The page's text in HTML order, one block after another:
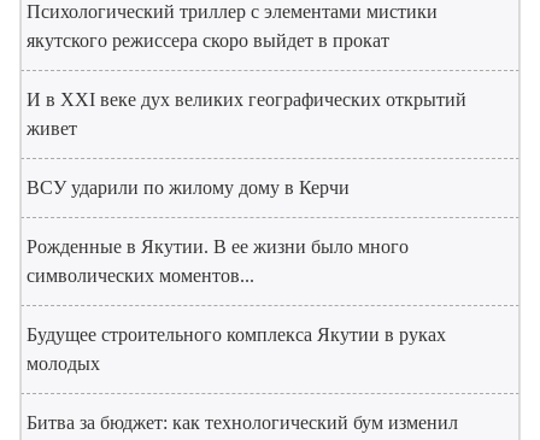
Психологический триллер с элементами мистики
якутского режиссера скоро выйдет в прокат
И в XXI веке дух великих географических открытий
живет
ВСУ ударили по жилому дому в Керчи
Рожденные в Якутии. В ее жизни было много
символических моментов...
Будущее строительного комплекса Якутии в руках
молодых
Битва за бюджет: как технологический бум изменил